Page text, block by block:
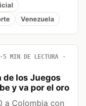
Venezuela
5 MIN DE LECTURA
los Juegos
y va por el oro
a Colombia con